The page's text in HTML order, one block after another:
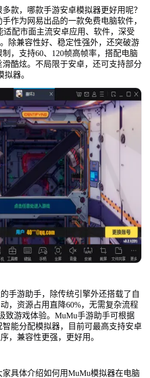
款，哪款手游安卓模拟器更好用呢？
作为网易出品的一款免费电脑软件，
适配市面主流安卓应用、软件，深受
除兼容性好、稳定性强外，还突破游
，支持60、120帧高帧率，搭配电脑
酷炫。不局限于安卓，还可支持部分
器。
手游助手，除传统引擎外还搭载了自
，资源占用直降60%，无需复杂流程
致游戏体验。MuMu手游助手可根据
能分配模拟器，目前可最高支持安卓
，兼容性更强，更好用。
具体介绍如何用MuMu模拟器在电脑